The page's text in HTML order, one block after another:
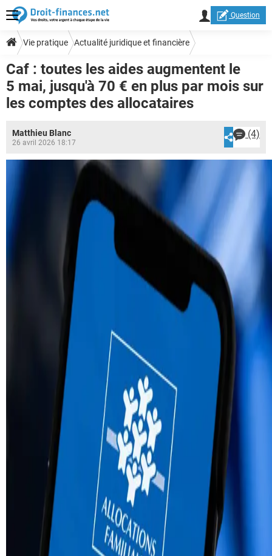
Question
Vie pratique Actualité juridique et financière
Caf : toutes les aides augmentent le
5 mai, jusqu'à 70 € en plus par mois sur
les comptes des allocataires
Matthieu Blanc
26 avril 2026 18:17
(4)